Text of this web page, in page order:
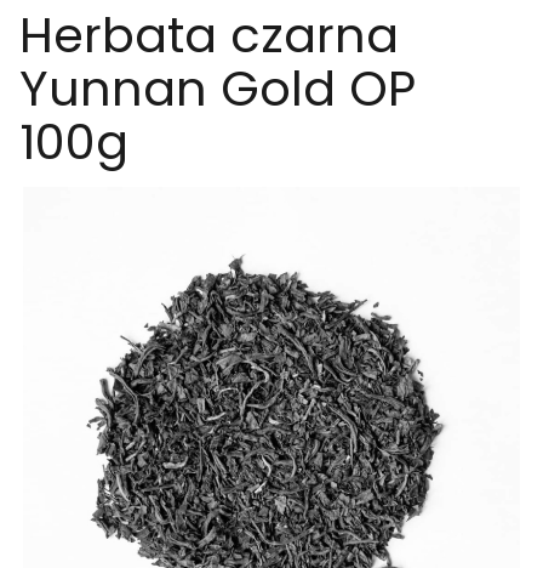
Herbata czarna
Yunnan Gold OP
100g